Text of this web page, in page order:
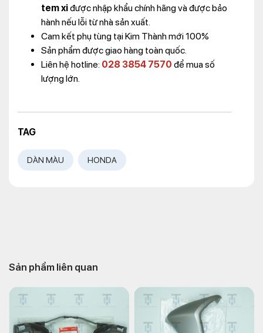
tem xiđược nhập khẩu chính hãng và được bảo
hành nếu lỗi từ nhà sản xuất.
Cam kết phụ tùng tại Kim Thành mới 100%
Sản phẩm được giao hàng toàn quốc.
Liên hệ hotline: 028 3854 7570 để mua số
lượng lớn.
TAG
DÀN MÀU HONDA
Sản phẩm liên quan